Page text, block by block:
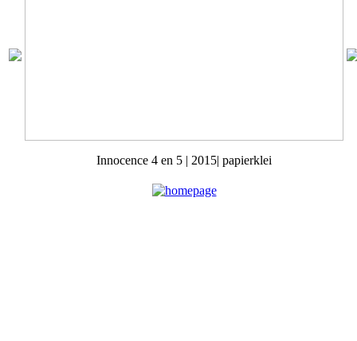
Innocence 4 en 5 | 2015| papierklei